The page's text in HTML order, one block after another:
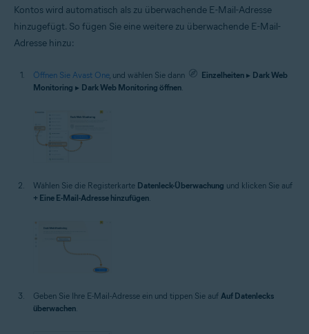
Kontos wird automatisch als zu überwachende E-Mail-Adresse
hinzugefügt. So fügen Sie eine weitere zu überwachende E-Mail-
Adresse hinzu:
Öffnen Sie Avast One, und wählen Sie dann Einzelheiten ▸ Dark Web
Monitoring ▸ Dark Web Monitoring öffnen
Wählen Sie die Registerkarte Datenleck-Überwachung und klicken Sie auf
+ Eine E-Mail-Adresse hinzufügen
Geben Sie Ihre E-Mail-Adresse ein und tippen Sie auf Auf Datenlecks
überwachen